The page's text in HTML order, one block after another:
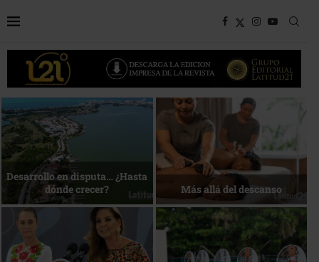
Bottega, un viaje servido a la
mesa
Energía que Impulsa la
competitividad